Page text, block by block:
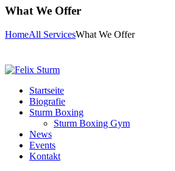
What We Offer
HomeAll ServicesWhat We Offer
Startseite
Biografie
Sturm Boxing
Sturm Boxing Gym
News
Events
Kontakt